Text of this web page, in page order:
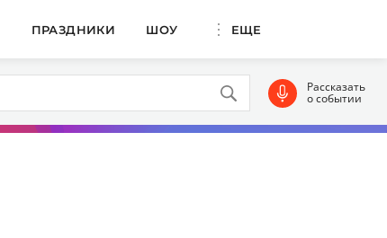
ПРАЗДНИКИ ШОУ ЕЩЕ
Рассказать
о событии